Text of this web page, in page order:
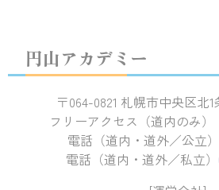
円山アカデミー
〒064-0821 札幌市中央区北1
フリーアクセス（道内のみ）
電話（道内・道外／公立）
電話（道内・道外／私立）